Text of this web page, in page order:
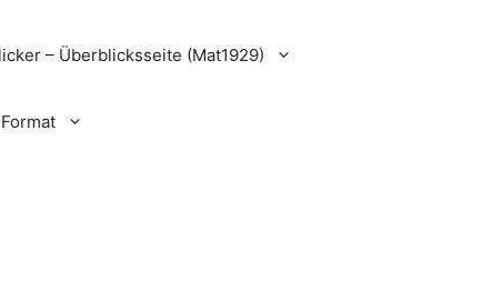
– Überblicksseite (Mat1929)